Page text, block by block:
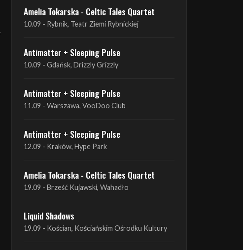
Antimatter + Sleeping Pulse
10.09 - Gdańsk, Drizzly Grizzly
Antimatter + Sleeping Pulse
11.09 - Warszawa, VooDoo Club
Antimatter + Sleeping Pulse
12.09 - Kraków, Hype Park
Amelia Tokarska - Celtic Tales Quartet
19.09 - Brześć Kujawski, Wahadło
Liquid Shadows
19.09 - Kościan, Kościańskim Ośrodku Kultury
Amelia Tokarska - Celtic Tales Quartet
20.09 - Brześć Kujawski, Wahadło